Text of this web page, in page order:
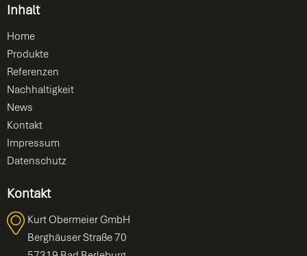
Inhalt
Home
Produkte
Referenzen
Nachhaltigkeit
News
Kontakt
Impressum
Datenschutz
Kontakt
Kurt Obermeier GmbH
Berghäuser Straße 70